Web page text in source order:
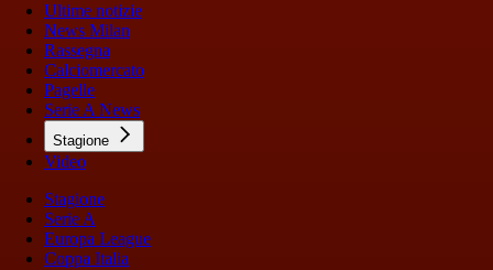
Ultime notizie
News Milan
Rassegna
Calciomercato
Pagelle
Serie A News
Stagione
Video
Stagione
Serie A
Europa League
Coppa Italia